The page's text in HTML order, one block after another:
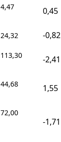
4,47 0,45
24,32 -0,82
113,30 -2,41
44,68 1,55
72,00
-1,71